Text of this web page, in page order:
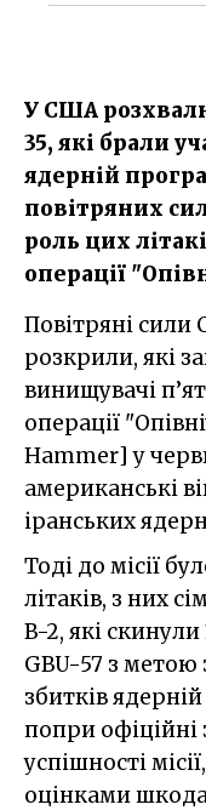
У США
35, які брали
ядерній
повітряних
роль цих
операції
Повітряні сили США вперше офіційно
розкрили, які
винищувачі
операції
Hammer] у
американські
іранських
Тоді до місії
літаків, з них
B-2, які
GBU-57 з
збитків
попри офіційні
успішності
оцінками